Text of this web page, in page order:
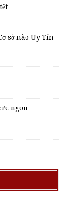
sở nào Uy Tín
ngon